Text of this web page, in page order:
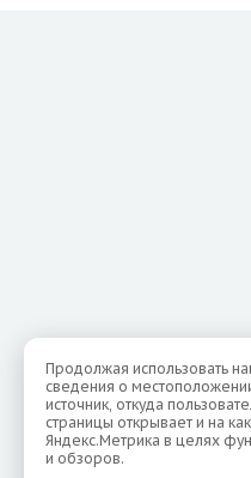
Продолжая использовать
сведения о
источник, откуда
страницы открывает и на
Яндекс.Метрика в целях
и обзоров.